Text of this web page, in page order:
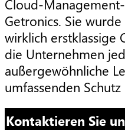
Cloud-
Getronics. Sie
wirklich erstklassige
die Unternehmen
außergewöhnliche
umfassenden
Kontaktieren Sie